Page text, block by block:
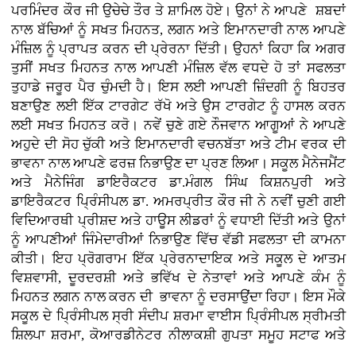
ਪਰਮਿੰਦਰ ਕੌਰ ਜੀ ਉਚੇਚੇ ਤੌਰ ਤੇ ਸ਼ਾਮਿਲ ਹੋਏ। ਉਨਾਂ ਨੇ ਆਪਣੇ ਸ਼ਬਦਾਂ
ਨਾਲ ਬੱਚਿਆਂ ਨੂੰ ਸਖਤ ਮਿਹਨਤ, ਲਗਨ ਅਤੇ ਇਮਾਨਦਾਰੀ ਨਾਲ ਆਪਣੇ
ਮੰਜ਼ਿਲ ਨੂੰ ਪ੍ਰਾਪਤ ਕਰਨ ਦੀ ਪ੍ਰੇਰਨਾ ਦਿੱਤੀ। ਉਹਨਾਂ ਕਿਹਾ ਕਿ ਅਗਰ
ਤੁਸੀਂ ਸਖਤ ਮਿਹਨਤ ਨਾਲ ਆਪਣੀ ਮੰਜ਼ਿਲ ਵੱਲ ਵਧਦੇ ਹੋ ਤਾਂ ਸਫਲਤਾ
ਤੁਹਾਡੇ ਜਰੂਰ ਪੈਰ ਚੁੰਮਦੀ ਹੈ। ਇਸ ਲਈ ਆਪਣੀ ਜ਼ਿੰਦਗੀ ਨੂੰ ਬਿਹਤਰ
ਬਣਾਉਣ ਲਈ ਇੱਕ ਟਾਰਗੇਟ ਰੱਖੋ ਅਤੇ ਉਸ ਟਾਰਗੇਟ ਨੂੰ ਹਾਸਲ ਕਰਨ
ਲਈ ਸਖਤ ਮਿਹਨਤ ਕਰੋ। ਨਵੇਂ ਚੁਣੇ ਗਏ ਨੌਜਵਾਨ ਆਗੂਆਂ ਨੇ ਆਪਣੇ
ਅਹੁਦੇ ਦੀ ਸੋਹ ਚੁੱਕੀ ਅਤੇ ਇਮਾਨਦਾਰੀ ਵਚਨਬੱਤਾ ਅਤੇ ਟੀਮ ਵਰਕ ਦੀ
ਭਾਵਨਾ ਨਾਲ ਆਪਣੇ ਫਰਜ਼ ਨਿਭਾਉਣ ਦਾ ਪ੍ਰਣ ਲਿਆ। ਸਕੂਲ ਮੈਨੇਜਮੈਂਟ
ਅਤੇ ਮੈਨੇਜਿੰਗ ਡਾਇਰੈਕਟਰ ਡਾ.ਮੰਗਲ ਸਿੰਘ ਕਿਸ਼ਨਪੁਰੀ ਅਤੇ
ਡਾਇਰੈਕਟਰ ਪ੍ਰਿੰਸੀਪਲ ਡਾ. ਅਮਰਪ੍ਰੀਤ ਕੌਰ ਜੀ ਨੇ ਨਵੀਂ ਚੁਣੀ ਗਈ
ਵਿਦਿਆਰਥੀ ਪ੍ਰੀਸ਼ਦ ਅਤੇ ਹਾਊਸ ਲੀਡਰਾਂ ਨੂੰ ਵਧਾਈ ਦਿੱਤੀ ਅਤੇ ਉਨਾਂ
ਨੂੰ ਆਪਣੀਆਂ ਜਿੰਮੇਦਾਰੀਆਂ ਨਿਭਾਉਣ ਵਿੱਚ ਵੱਡੀ ਸਫਲਤਾ ਦੀ ਕਾਮਨਾ
ਕੀਤੀ। ਇਹ ਪ੍ਰੋਗਰਾਮ ਇੱਕ ਪ੍ਰੇਰਨਾਦਾਇਕ ਅਤੇ ਸਕੂਲ ਦੇ ਆਤਮ
ਵਿਸ਼ਵਾਸੀ, ਦੂਰਦਰਸ਼ੀ ਅਤੇ ਭਵਿੱਖ ਦੇ ਨੇਤਾਵਾਂ ਅਤੇ ਆਪਣੇ ਕੰਮ ਨੂੰ
ਮਿਹਨਤ ਲਗਨ ਨਾਲ ਕਰਨ ਦੀ ਭਾਵਨਾ ਨੂੰ ਦਰਸਾਉਂਦਾ ਰਿਹਾ। ਇਸ ਮੌਕੇ
ਸਕੂਲ ਦੇ ਪ੍ਰਿੰਸੀਪਲ ਸ੍ਰੀ ਸੰਦੀਪ ਸ਼ਰਮਾ ਵਾਈਸ ਪ੍ਰਿੰਸੀਪਲ ਸ੍ਰੀਮਤੀ
ਸ਼ਿਲਪਾ ਸ਼ਰਮਾ, ਕੋਆਰਡੀਨੇਟਰ ਨੀਲਾਕਸ਼ੀ ਗੁਪਤਾ ਸਮੂਹ ਸਟਾਫ ਅਤੇ